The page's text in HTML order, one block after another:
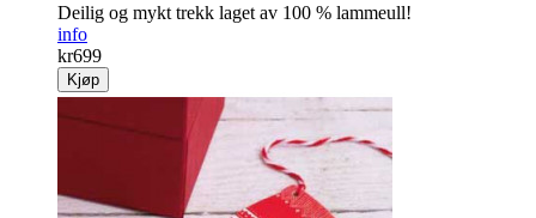
Deilig og mykt trekk laget av 100 % lammeull!
info
kr699
Kjøp